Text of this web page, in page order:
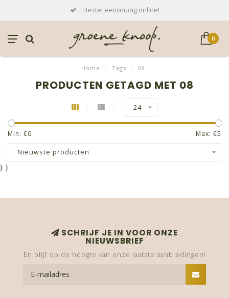
Bestel eenvoudig online!
0
Home / Tags / 08
PRODUCTEN GETAGD MET 08
24
Min: €0 Max: €5
Nieuwste producten
} }
SCHRIJF JE IN VOOR ONZE
NIEUWSBRIEF
En blijf op de hoogte van onze laatste aanbiedingen!